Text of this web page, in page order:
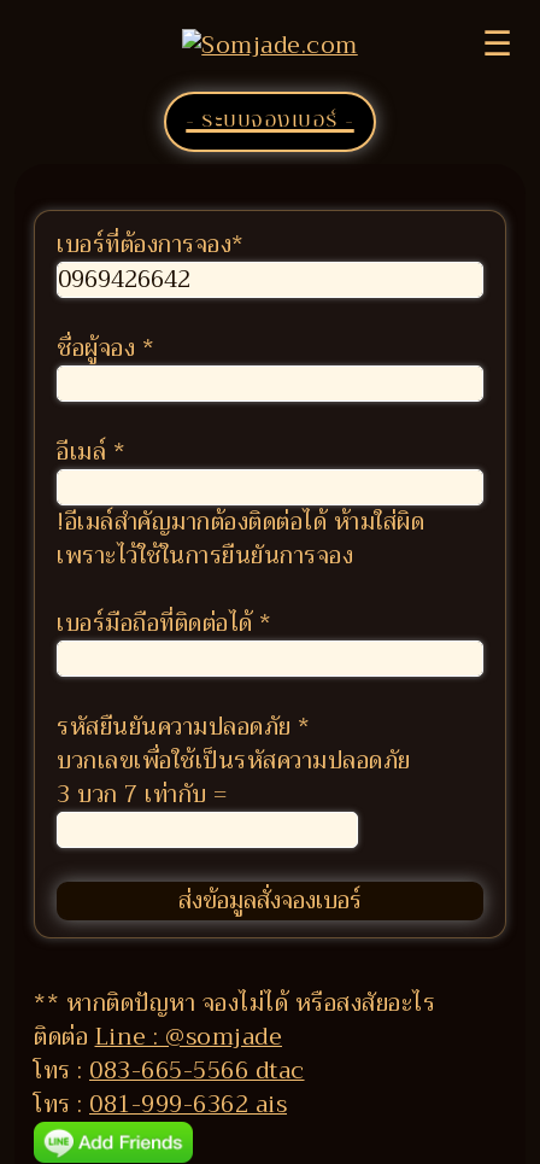
☰
- ระบบจองเบอร์ -
เบอร์ที่ต้องการจอง*
ชื่อผู้จอง *
อีเมล์ *
!อีเมล์สำคัญมากต้องติดต่อได้ ห้ามใส่ผิด
เพราะไว้ใช้ในการยืนยันการจอง
เบอร์มือถือที่ติดต่อได้*
รหัสยืนยันความปลอดภัย *
บวกเลขเพื่อใช้เป็นรหัสความปลอดภัย
3 บวก 7 เท่ากับ =
** หากติดปัญหา จองไม่ได้ หรือสงสัยอะไร
ติดต่อLine : @somjade
โทร : 083-665-5566 dtac
โทร : 081-999-6362 ais